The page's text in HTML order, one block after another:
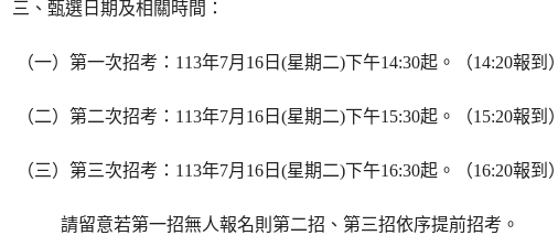
三、甄選日期及相關時間：
（一）第一次招考：113年7月16日(星期二)下午14:30起。（14:20報到）
（二）第二次招考：113年7月16日(星期二)下午15:30起。（15:20報到）
（三）第三次招考：113年7月16日(星期二)下午16:30起。（16:20報到）
請留意若第一招無人報名則第二招、第三招依序提前招考。